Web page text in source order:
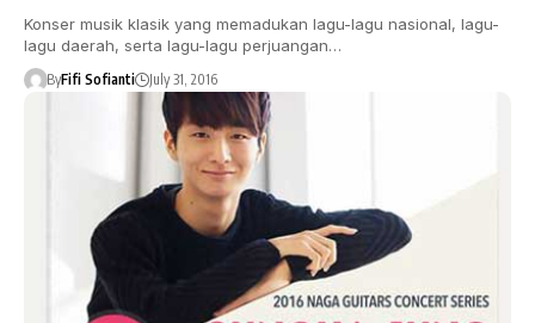
Konser musik klasik yang memadukan lagu-lagu nasional, lagu-
lagu daerah, serta lagu-lagu perjuangan…
ByFifi Sofianti July 31, 2016